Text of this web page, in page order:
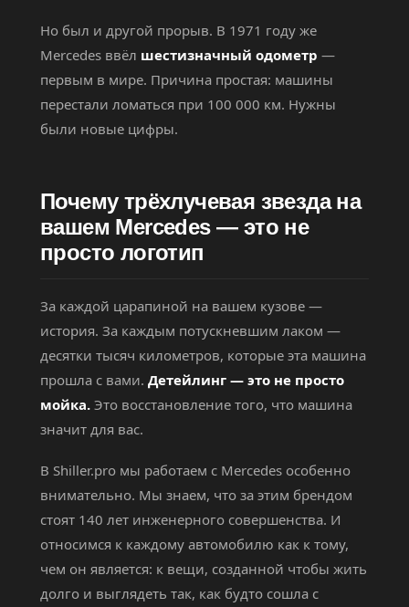
Но был и другой прорыв. В 1971 году же
Mercedes ввёл шестизначный одометр —
первым в мире. Причина простая: машины
перестали ломаться при 100 000 км. Нужны
были новые цифры.
Почему трёхлучевая звезда на
вашем Mercedes — это не
просто логотип
За каждой царапиной на вашем кузове —
история. За каждым потускневшим лаком —
десятки тысяч километров, которые эта машина
прошла с вами. Детейлинг — это не просто
мойка. Это восстановление того, что машина
значит для вас.
В Shiller.pro мы работаем с Mercedes особенно
внимательно. Мы знаем, что за этим брендом
стоят 140 лет инженерного совершенства. И
относимся к каждому автомобилю как к тому,
чем он является: к вещи, созданной чтобы жить
долго и выглядеть так, как будто сошла с